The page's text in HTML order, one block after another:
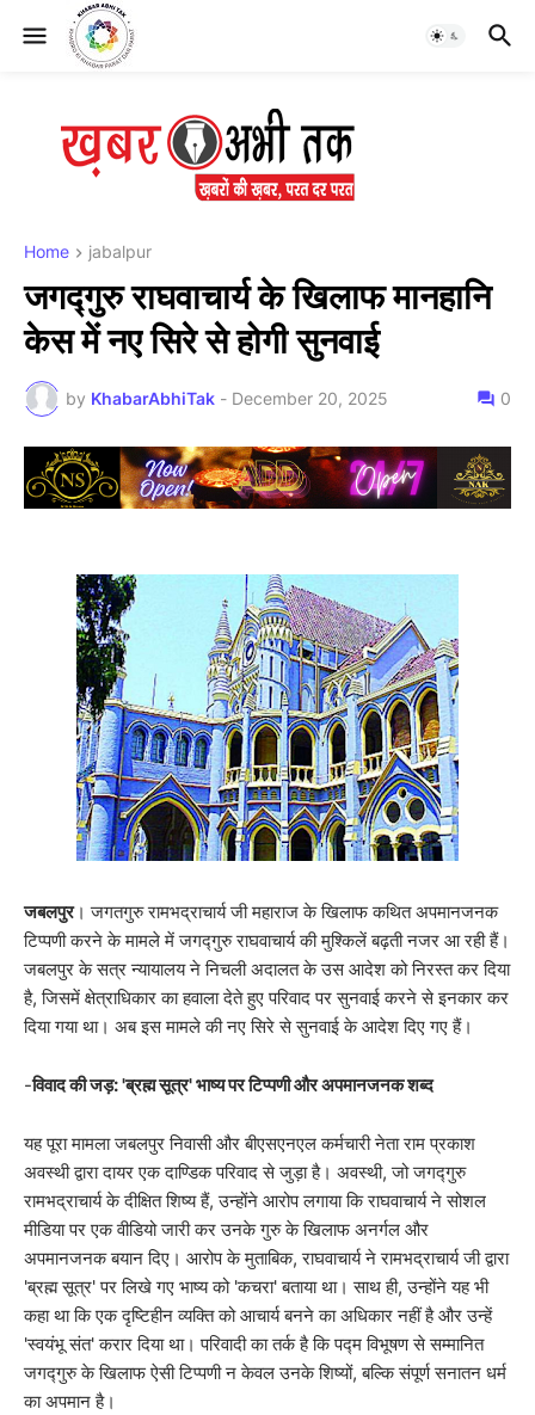
Home jabalpur
​जगद्गुरु राघवाचार्य के खिलाफ मानहानि
केस में नए सिरे से होगी सुनवाई
by KhabarAbhiTak - December 20, 2025 0
जबलपुर। जगतगुरु रामभद्राचार्य जी महाराज के खिलाफ कथित अपमानजनक
टिप्पणी करने के मामले में जगद्गुरु राघवाचार्य की मुश्किलें बढ़ती नजर आ रही हैं।
जबलपुर के सत्र न्यायालय ने निचली अदालत के उस आदेश को निरस्त कर दिया
है, जिसमें क्षेत्राधिकार का हवाला देते हुए परिवाद पर सुनवाई करने से इनकार कर
दिया गया था। अब इस मामले की नए सिरे से सुनवाई के आदेश दिए गए हैं।
-​विवाद की जड़: 'ब्रह्म सूत्र' भाष्य पर टिप्पणी और अपमानजनक शब्द
​यह पूरा मामला जबलपुर निवासी और बीएसएनएल कर्मचारी नेता राम प्रकाश
अवस्थी द्वारा दायर एक दाण्डिक परिवाद से जुड़ा है। अवस्थी, जो जगद्गुरु
रामभद्राचार्य के दीक्षित शिष्य हैं, उन्होंने आरोप लगाया कि राघवाचार्य ने सोशल
मीडिया पर एक वीडियो जारी कर उनके गुरु के खिलाफ अनर्गल और
अपमानजनक बयान दिए। आरोप के मुताबिक, राघवाचार्य ने रामभद्राचार्य जी द्वारा
'ब्रह्म सूत्र' पर लिखे गए भाष्य को 'कचरा' बताया था। साथ ही, उन्होंने यह भी
कहा था कि एक दृष्टिहीन व्यक्ति को आचार्य बनने का अधिकार नहीं है और उन्हें
'स्वयंभू संत' करार दिया था। परिवादी का तर्क है कि पद्म विभूषण से सम्मानित
जगद्गुरु के खिलाफ ऐसी टिप्पणी न केवल उनके शिष्यों, बल्कि संपूर्ण सनातन धर्म
का अपमान है।